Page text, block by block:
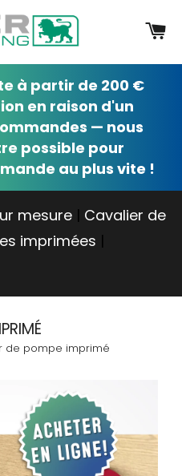
à partir de 200 €
en raison d'un
— nous
possible pour
au plus vite !
mesure | Cavalier de
imprimées |
de pompe imprimé